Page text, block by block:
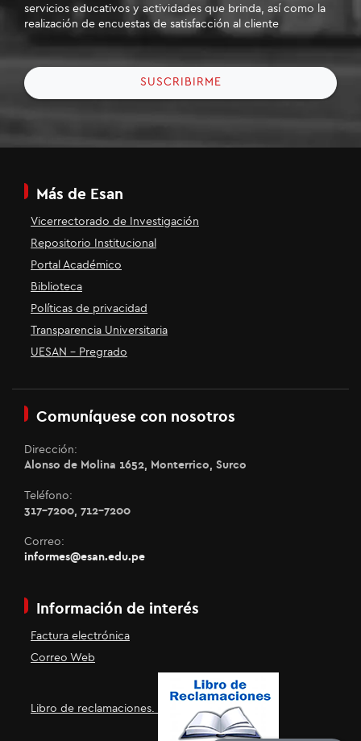
servicios educativos y actividades que brinda, así como la
realización de encuestas de satisfacción al cliente
SUSCRIBIRME
Más de Esan
Vicerrectorado de Investigación
Repositorio Institucional
Portal Académico
Biblioteca
Políticas de privacidad
Transparencia Universitaria
UESAN - Pregrado
Comuníquese con nosotros
Dirección:
Alonso de Molina 1652, Monterrico, Surco
Teléfono:
317-7200, 712-7200
Correo:
informes@esan.edu.pe
Información de interés
Factura electrónica
Correo Web
Libro de reclamaciones.